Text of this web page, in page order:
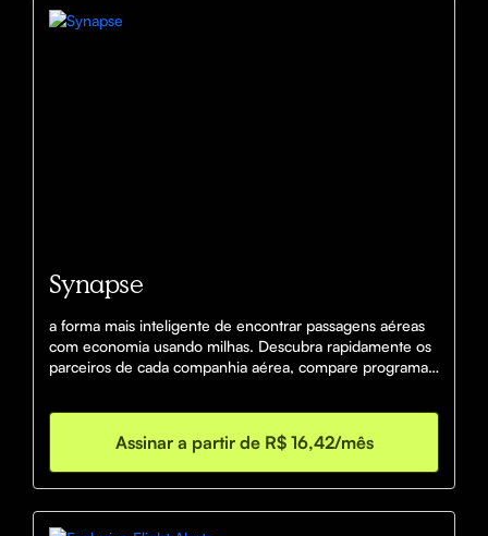
Synapse
a forma mais inteligente de encontrar passagens aéreas
com economia usando milhas. Descubra rapidamente os
parceiros de cada companhia aérea, compare programas
e encontre o menor custo possível para sua viagem. Um
guia visual para transformar conhecimento em economia
Assinar a partir de R$ 16,42/mês